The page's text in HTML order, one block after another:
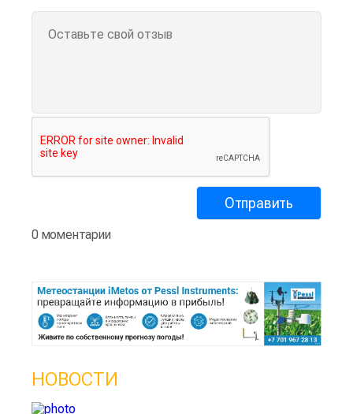
0 моментарии
НОВОСТИ